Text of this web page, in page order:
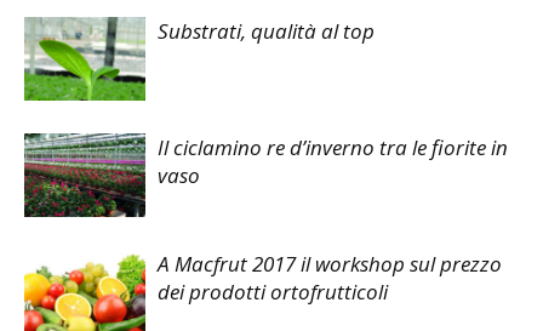
Substrati, qualità al top
Il ciclamino re d’inverno tra le fiorite in
vaso
A Macfrut 2017 il workshop sul prezzo
dei prodotti ortofrutticoli